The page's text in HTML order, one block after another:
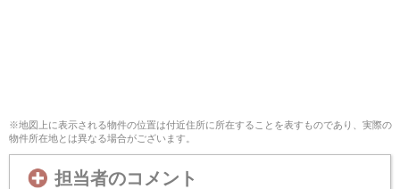
※地図上に表示される物件の位置は付近住所に所在することを表すものであり、実際の
物件所在地とは異なる場合がございます。
担当者のコメント